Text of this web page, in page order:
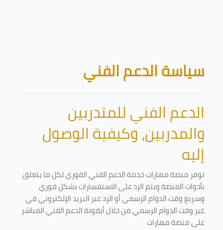
الكتل
سياسة الدعم الفني
الدعم الفني للمتدربين
والمدربين، وكيفية الوصول
إليه
توفر منصة مهارات خدمة الدعم الفني الفوري لكل ما يتعلق
بأدوات المنصة ويتم الرد على الاستفسارات بشكل فوري
وسريع وقت الدوام الرسمي أو الرد عبر البريد الإلكتروني في
غير وقت الدوام الرسمي من خلال أيقونة الدعم الفني المباشر
على منصة مهارات